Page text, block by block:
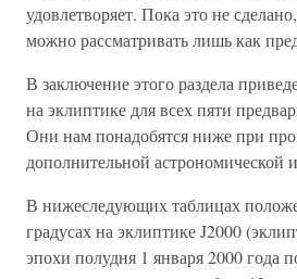
удовлетворяет. Пока это не
можно рассматривать лишь как
В заключение этого раздела
на эклиптике для всех пяти
Они нам понадобятся ниже при
дополнительной астрономической
В нижеследующих таблицах
градусах на эклиптике J2000
эпохи полудня 1 января 2000 года